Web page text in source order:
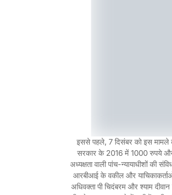
इससे पहले, 7 दिसंबर को इस मामले
सरकार के 2016 में 1000 रुपये
अध्यक्षता वाली पांच-न्यायाधीशों
आरबीआई के वकील और
अधिवक्ता पी चिदंबरम और श्याम